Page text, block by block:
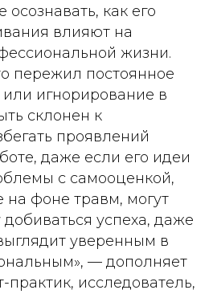
как его
влияют на
жизни.
пережил постоянное
игнорирование в
склонен к
проявлений
даже если его идеи
с самооценкой,
фоне травм, могут
успеха, даже
уверенным в
— дополняет
практик, исследователь,